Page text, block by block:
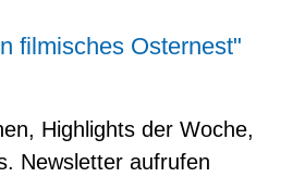
filmisches Osternest"
Highlights der Woche,
Newsletter aufrufen